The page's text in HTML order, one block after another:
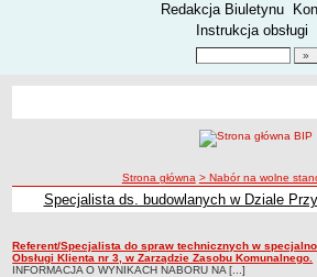
Redakcja Biuletynu
Instrukcja obsługi
SPOSÓB PRZYJMOWANIA I ZAŁATWIANIA SPRAW
SYGNALIŚCI
RODO.
O ZZK
ścieżka nawigacji
Strona główna > Nabór na wolne
Wyniki naboru
Specjalista ds. budowlanych w Dziale
Wyniki naboru
Referent/Specjalista do spraw technicznych w
Obsługi Klienta nr 3, w Zarządzie Zasobu Komunalnego.
INFORMACJA O WYNIKACH NABORU NA [...]